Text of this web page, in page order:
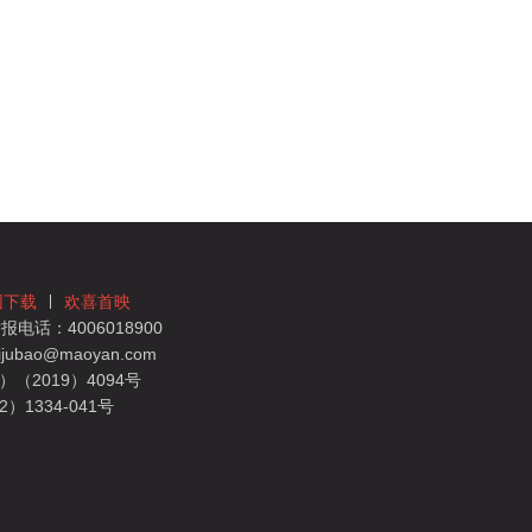
下载
欢喜首映
电话：4006018900
（2019）4094号
）1334-041号